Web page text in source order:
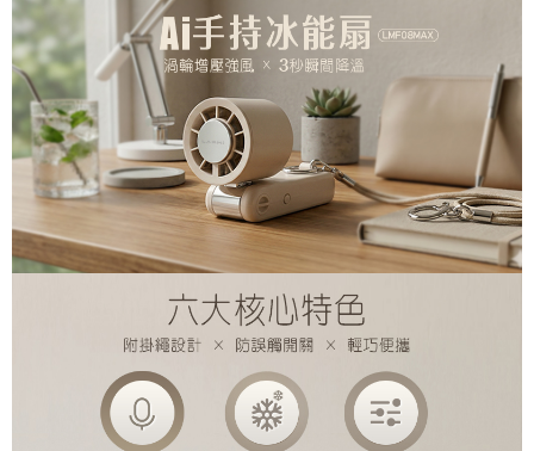
ATM／網路銀行／等多元方式進行付款，方視為交易完成。
※ 請注意：結帳手續完成當下不需立刻繳費，但若您需要取消訂單，請聯絡
購買商品的店家。未經商家同意取消之訂單仍視為有效，需透過AFTEE先享
後付繳納相關費用。
※ 交易是否成功請以「AFTEE先享後付 」之結帳頁面顯示為準，若有關於
是否繳費成功／繳費後需取消欲退款等相關疑問，請聯繫「AFTEE先享後付
客戶支援中心」https://netprotections.freshdesk.com/support/home
【注意事項】
１．透過由恩沛科技股份有限公司提供之「AFTEE先享後付」服務完成之交
易，需依本服務之必要範圍內提供個人資料，並將交易相關給付款項請求債
權轉讓予恩沛科技股份有限公司。
２．關於個人資料處理事宜，請瀏覽以下網址：
３．未成年的使用者請事先徵得法定代理人或監護人之同意方可使用
４．使用「AFTEE先享後付」時，將依據個別帳號之用戶狀況，依本公司即
時審查核予不同之上限額度；若仍有額度不足之情形，本公司將視審查結果
請求用戶進行身份認證。
５．嚴禁一人註冊多個帳號或使用他人資訊註冊。若發現惡意使用之情形，
7-11取貨付款
每筆NT$80，滿NT$1,500(含以上)免運費
付款後7-11取貨
每筆NT$80，滿NT$1,500(含以上)免運費
宅配本島
每筆NT$150，滿NT$2,000(含以上)免運費
宅配離島